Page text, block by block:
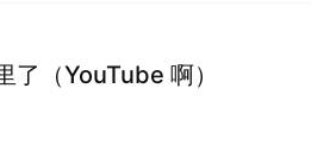
了（YouTube 啊）